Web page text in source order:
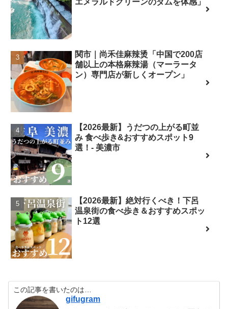
関市｜尚禾佳麻辣烫「中国で200店
舗以上の本格麻辣湯（マーラータ
ン）専門店が新しくオープン」
【2026最新】うだつの上がる町並
み 食べ歩き&おすすめスポット9
選！- 美濃市
【2026最新】絶対行くべき！下呂
温泉街の食べ歩き＆おすすめスポッ
ト12選
この記事を書いたのは…
gifugram